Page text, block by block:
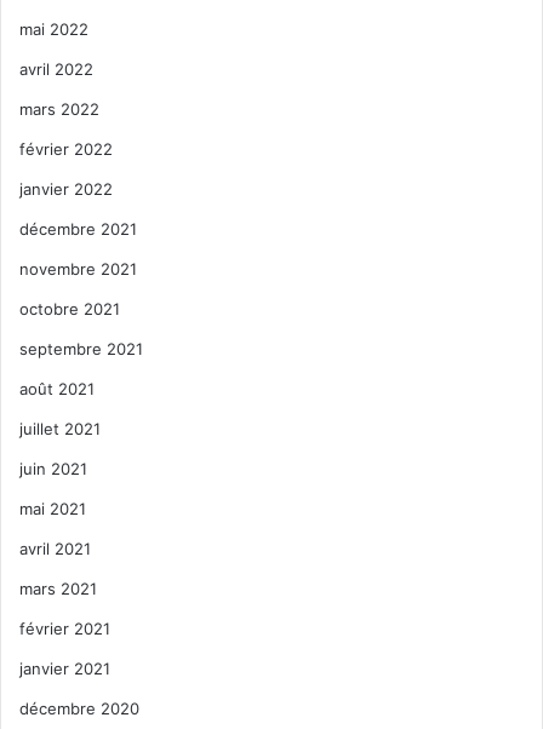
mai 2022
avril 2022
mars 2022
février 2022
janvier 2022
décembre 2021
novembre 2021
octobre 2021
septembre 2021
août 2021
juillet 2021
juin 2021
mai 2021
avril 2021
mars 2021
février 2021
janvier 2021
décembre 2020